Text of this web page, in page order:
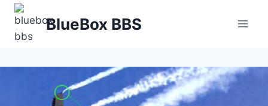
Skip
content
BlueBox BBS